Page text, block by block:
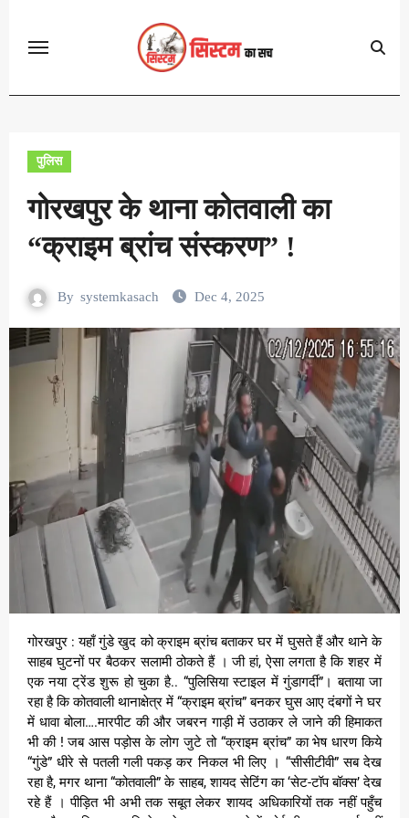
पुलिस
गोरखपुर के थाना कोतवाली का
“क्राइम ब्रांच संस्करण” !
By systemkasach Dec 4, 2025
गोरखपुर : यहाँ गुंडे खुद को क्राइम ब्रांच बताकर घर में घुसते हैं और थाने के
साहब घुटनों पर बैठकर सलामी ठोकते हैं । जी हां, ऐसा लगता है कि शहर में
एक नया ट्रेंड शुरू हो चुका है.. “पुलिसिया स्टाइल में गुंडागर्दी”। बताया जा
रहा है कि कोतवाली थानाक्षेत्र में “क्राइम ब्रांच” बनकर घुस आए दंबगों ने घर
में धावा बोला….मारपीट की और जबरन गाड़ी में उठाकर ले जाने की हिमाकत
भी की ! जब आस पड़ोस के लोग जुटे तो “क्राइम ब्रांच” का भेष धारण किये
“गुंडे” धीरे से पतली गली पकड़ कर निकल भी लिए । “सीसीटीवी” सब देख
रहा है, मगर थाना “कोतवाली” के साहब, शायद सेटिंग का ‘सेट-टॉप बॉक्स’ देख
रहे हैं । पीड़ित भी अभी तक सबूत लेकर शायद अधिकारियों तक नहीं पहुँच